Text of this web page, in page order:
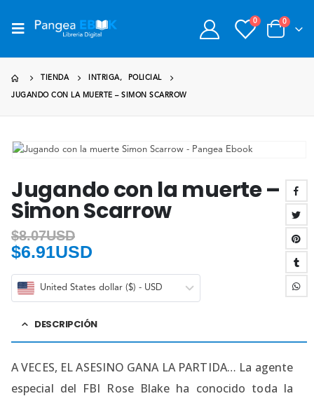
0 0
TIENDA INTRIGA, POLICIAL
JUGANDO CON LA MUERTE – SIMON SCARROW
Jugando con la muerte –
Simon Scarrow
$8.07USD
$6.91USD
United States dollar ($) - USD
DESCRIPCIÓN
A VECES, EL ASESINO GANA LA PARTIDA… La agente
especial del FBI Rose Blake ha conocido toda la